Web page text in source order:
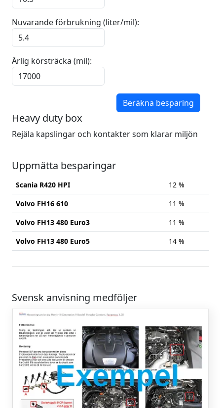
Nuvarande förbrukning (liter/mil):
Årlig körsträcka (mil):
Beräkna besparing
Heavy duty box
Rejäla kapslingar och kontakter som klarar miljön
Uppmätta besparingar
Scania R420 HPI
12 %
Volvo FH16 610
11 %
Volvo FH13 480 Euro3
11 %
Volvo FH13 480 Euro5
14 %
Svensk anvisning medföljer